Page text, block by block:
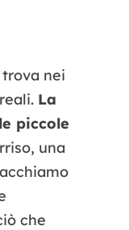
nei
La
piccole
una
che